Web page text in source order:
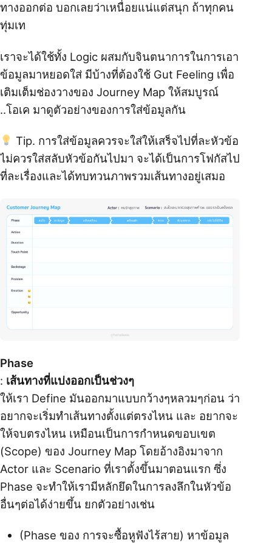
ทางออกต่อ บอกเลยว่าเหนื่อยแน่แต่สนุก ถ้าทุกคน
ทุ่มเท
เราจะได้ใช้ทั้ง Logic ผสมกับจินตนาการในการเอา
ข้อมูลมาหยอดใส่ มีบ้างที่ต้องใช้ Gut Feeling เพื่อ
เติมเต็มช่องวางของ Journey Map ให้สมบูรณ์
..โอเค มาดูตัวอย่างของการใส่ข้อมูลกัน
Tip. การใส่ข้อมูลควรจะใส่ให้เสร็จไปที่ละหัวข้อ
ไม่ควรใส่สลับหัวข้อกันไปมา จะได้เป็นการโฟกัสไป
ที่ละเรื่องและได้ทบทวนภาพรวมเส้นทางอยู่เสมอ
Phase
: เส้นทางที่แบ่งออกเป็นช่วงๆ
ให้เรา Define มันออกมาแบบกว้างๆหลวมๆก่อน ว่า
อยากจะเริ่มทำเส้นทางตั้งแต่ตรงไหน และ อยากจะ
ให้จบตรงไหน เหมือนเป็นการกำหนดขอบเขต
(Scope) ของ Journey Map โดยอ้างอิงมาจาก
Actor และ Scenario ที่เราตั้งขึ้นมาตอนแรก ซึ่ง
Phase จะทำให้เรามีหลักยึดในการลงลึกในหัวข้อ
อื่นๆต่อได้ง่ายขึ้น ยกตัวอย่างเช่น
(Phase ของ การจะซื้อหูฟังไร้สาย) หาข้อมูล